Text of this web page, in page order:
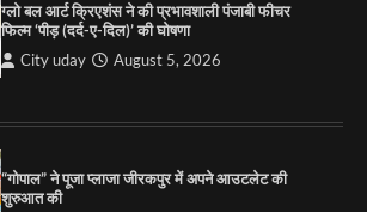
आयाम
कार्यक्रम आयोजित
ग्लो बल आर्ट क्रिएशंस ने की प्रभावशाली पंजाबी फीचर
फिल्म ‘पीड़ (दर्द-ए-दिल)’ की घोषणा
City uday August 5, 2026
“गोपाल” ने पूजा प्लाजा जीरकपुर में अपने आउटलेट की
शुरुआत की